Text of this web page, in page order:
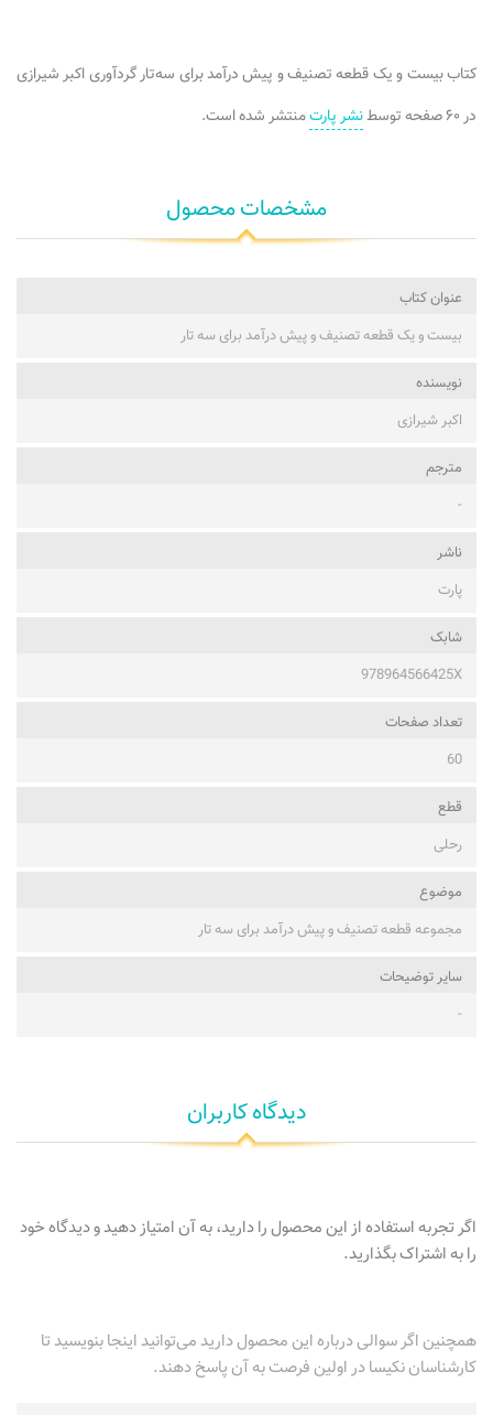
کتاب بیست و یک قطعه تصنیف و پیش درآمد برای سه‌تار گردآوری اکبر شیرازی
در ۶۰ صفحه توسط
نشر پارتمنتشر شده است.
مشخصات محصول
عنوان کتاب
بیست و یک قطعه تصنیف و پیش درآمد برای سه تار
نویسنده
اکبر شیرازی
مترجم
-
ناشر
پارت
شابک
978964566425X
تعداد صفحات
60
قطع
رحلی
موضوع
مجموعه قطعه تصنیف و پیش درآمد برای سه تار
ساير توضيحات
-
دیدگاه کاربران
اگر تجربه استفاده از این محصول را دارید، به آن امتیاز دهید و دیدگاه خود
را به اشتراک بگذارید.
همچنین اگر سوالی درباره این محصول دارید می‌توانید اینجا بنویسید تا
کارشناسان نکیسا در اولین فرصت به آن پاسخ دهند.